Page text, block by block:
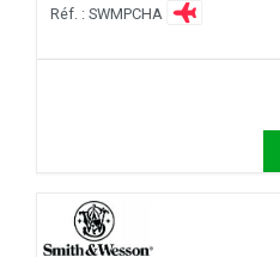
Réf. : SWMPCHA